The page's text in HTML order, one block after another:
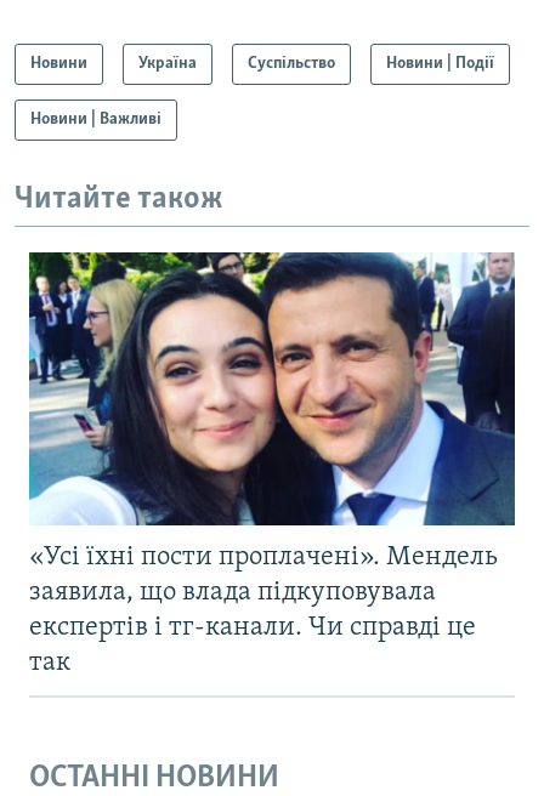
Новини Україна Суспільство Новини | Події
Новини | Важливі
Читайте також
«Усі їхні пости проплачені». Мендель
заявила, що влада підкуповувала
експертів і тг-канали. Чи справді це
так
ОСТАННІ НОВИНИ